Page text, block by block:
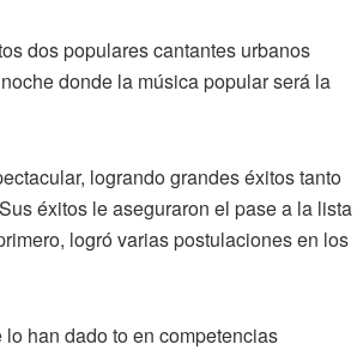
dos populares cantantes urbanos
donde la música popular será la
logrando grandes éxitos tanto
éxitos le aseguraron el pase a la lista
logró varias postulaciones en los
han dado to en competencias